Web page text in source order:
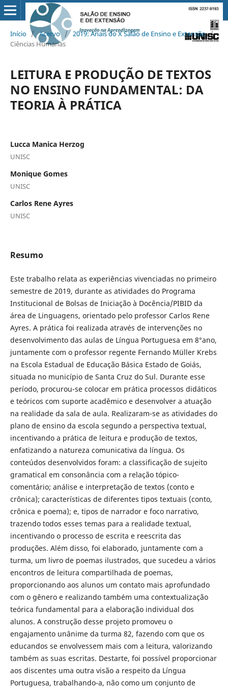
Início / Acervo / 2019: Anais do X Salão de Ensino e Extensão /
Ciências Humanas
LEITURA E PRODUÇÃO DE TEXTOS
NO ENSINO FUNDAMENTAL: DA
TEORIA À PRÁTICA
Lucca Manica Herzog
UNISC
Monique Gomes
UNISC
Carlos Rene Ayres
UNISC
Resumo
Este trabalho relata as experiências vivenciadas no primeiro
semestre de 2019, durante as atividades do Programa
Institucional de Bolsas de Iniciação à Docência/PIBID da
área de Linguagens, orientado pelo professor Carlos Rene
Ayres. A prática foi realizada através de intervenções no
desenvolvimento das aulas de Língua Portuguesa em 8°ano,
juntamente com o professor regente Fernando Müller Krebs
na Escola Estadual de Educação Básica Estado de Goiás,
situada no município de Santa Cruz do Sul. Durante esse
período, procurou-se colocar em prática processos didáticos
e teóricos com suporte acadêmico e desenvolver a atuação
na realidade da sala de aula. Realizaram-se as atividades do
plano de ensino da escola segundo a perspectiva textual,
incentivando a prática de leitura e produção de textos,
enfatizando a natureza comunicativa da língua. Os
conteúdos desenvolvidos foram: a classificação de sujeito
gramatical em consonância com a relação tópico-
comentário; análise e interpretação de textos (conto e
crônica); características de diferentes tipos textuais (conto,
crônica e poema); e, tipos de narrador e foco narrativo,
trazendo todos esses temas para a realidade textual,
incentivando o processo de escrita e reescrita das
produções. Além disso, foi elaborado, juntamente com a
turma, um livro de poemas ilustrados, que sucedeu a vários
encontros de leitura compartilhada de poemas,
proporcionando aos alunos um contato mais aprofundado
com o gênero e realizando também uma contextualização
teórica fundamental para a elaboração individual dos
alunos. A construção desse projeto promoveu o
engajamento unânime da turma 82, fazendo com que os
educandos se envolvessem mais com a leitura, valorizando
também as suas escritas. Destarte, foi possível proporcionar
aos discentes uma outra visão a respeito da Língua
Portuguesa, trabalhando-a, não como um conjunto de